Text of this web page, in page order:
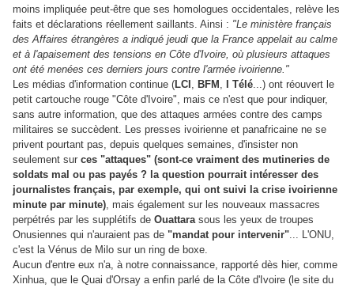
moins impliquée peut-être que ses homologues occidentales, relève les
faits et déclarations réellement saillants. Ainsi : "Le ministère français
des Affaires étrangères a indiqué jeudi que la France appelait au calme
et à l'apaisement des tensions en Côte d'Ivoire, où plusieurs attaques
ont été menées ces derniers jours contre l'armée ivoirienne."
Les médias d'information continue (LCI , BFM , I Télé...) ont réouvert le
petit cartouche rouge "Côte d'Ivoire", mais ce n'est que pour indiquer,
sans autre information, que des attaques armées contre des camps
militaires se succèdent. Les presses ivoirienne et panafricaine ne se
privent pourtant pas, depuis quelques semaines, d'insister non
seulement sur ces "attaques" (sont-ce vraiment des mutineries de
soldats mal ou pas payés ? la question pourrait intéresser des
journalistes français, par exemple, qui ont suivi la crise ivoirienne
minute par minute), mais également sur les nouveaux massacres
perpétrés par les supplétifs de Ouattarasous les yeux de troupes
Onusiennes qui n'auraient pas de "mandat pour intervenir"... L'ONU,
c'est la Vénus de Milo sur un ring de boxe.
Aucun d'entre eux n'a, à notre connaissance, rapporté dès hier, comme
Xinhua, que le Quai d'Orsay a enfin parlé de la Côte d'Ivoire (le site du